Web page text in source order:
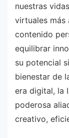
nuestras
virtuales más
contenido
equilibrar
su potencial
bienestar de
era digital, la
poderosa
creativo,